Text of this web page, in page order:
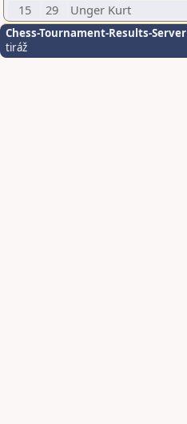
15
29 Unger Kurt
Chess-Tournament-Results-Server
tiráž